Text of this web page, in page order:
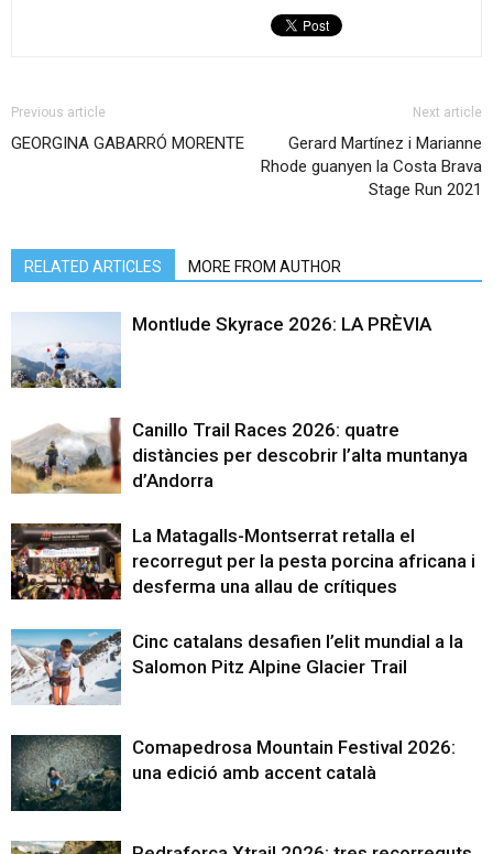
Previous article
GEORGINA GABARRÓ MORENTE
Next article
Gerard Martínez i Marianne
Rhode guanyen la Costa Brava
Stage Run 2021
RELATED ARTICLES MORE FROM AUTHOR
Montlude Skyrace 2026: LA PRÈVIA
Canillo Trail Races 2026: quatre
distàncies per descobrir l’alta muntanya
d’Andorra
La Matagalls-Montserrat retalla el
recorregut per la pesta porcina africana i
desferma una allau de crítiques
Cinc catalans desafien l’elit mundial a la
Salomon Pitz Alpine Glacier Trail
Comapedrosa Mountain Festival 2026:
una edició amb accent català